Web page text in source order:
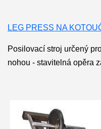
LEG PRESS NA
Posilovací stroj určený
nohou - stavitelná opěra